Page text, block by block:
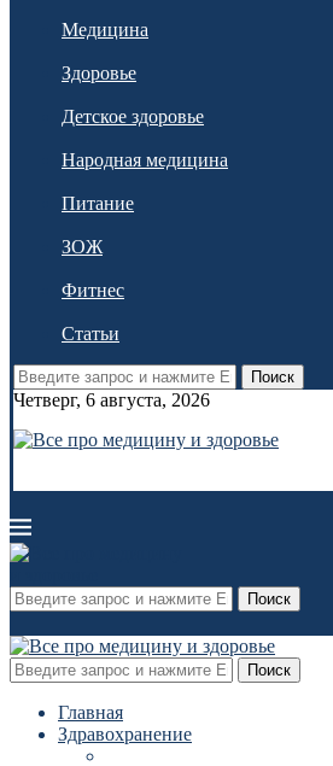
Медицина
Здоровье
Детское здоровье
Народная медицина
Питание
ЗОЖ
Фитнес
Статьи
Поиск
Четверг, 6 августа, 2026
Поиск
Поиск
Главная
Здравохранение